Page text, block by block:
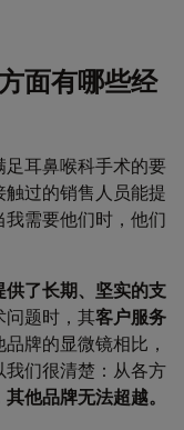
面有哪些经
耳鼻喉科手术的要
触过的销售人员能提
需要他们时，他们
供了长期、坚实的支
问题时，其客户服务
牌的显微镜相比，
们很清楚：从各方
他品牌无法超越。